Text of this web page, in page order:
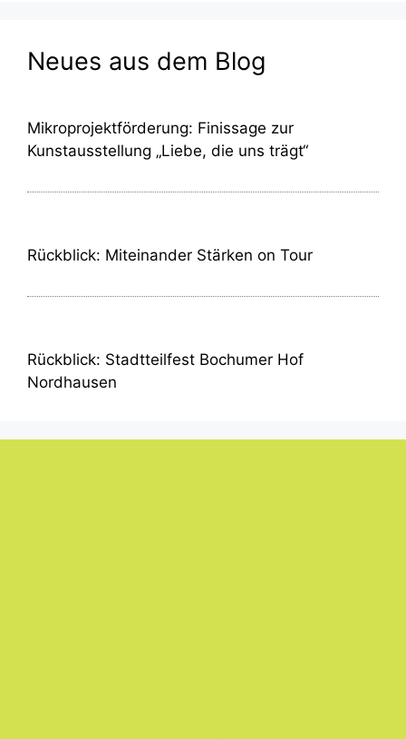
Neues aus dem Blog
Mikroprojektförderung: Finissage zur
Kunstausstellung „Liebe, die uns trägt“
Rückblick: Miteinander Stärken on Tour
Rückblick: Stadtteilfest Bochumer Hof
Nordhausen